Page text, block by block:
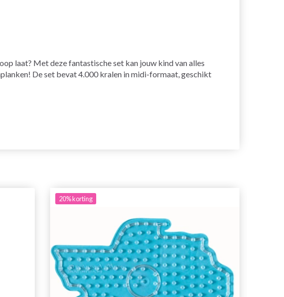
laat? Met deze fantastische set kan jouw kind van alles
De set bevat 4.000 kralen in midi-formaat, geschikt
20%korting